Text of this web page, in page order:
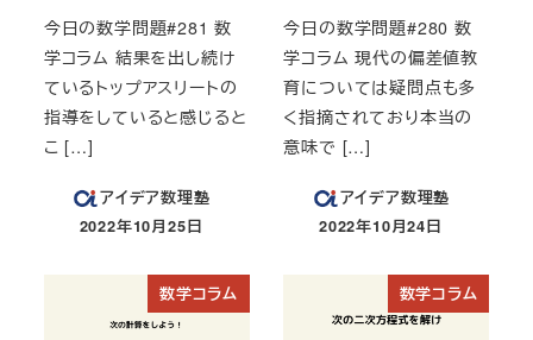
今日の数学問題#281 数
学コラム 結果を出し続け
ているトップアスリートの
指導をしていると感じると
こ […]
アイデア数理塾
投稿日
2022年10月25日
今日の数学問題#280 数
学コラム 現代の偏差値教
育については疑問点も多
く指摘されており本当の
意味で […]
アイデア数理塾
投稿日
2022年10月24日
数学コラム 数学コラム